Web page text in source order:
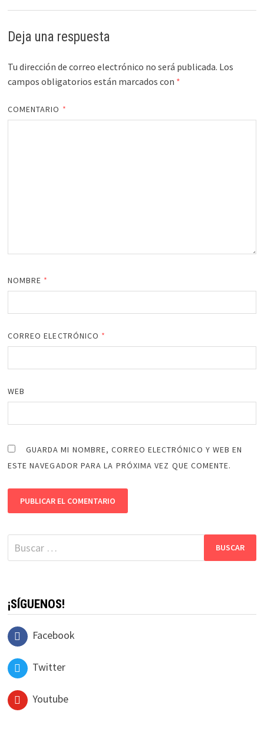
Deja una respuesta
Tu dirección de correo electrónico no será publicada. Los
campos obligatorios están marcados con *
COMENTARIO *
NOMBRE *
CORREO ELECTRÓNICO *
WEB
GUARDA MI NOMBRE, CORREO ELECTRÓNICO Y WEB EN
ESTE NAVEGADOR PARA LA PRÓXIMA VEZ QUE COMENTE.
Buscar:
¡SÍGUENOS!
Facebook
Twitter
Youtube